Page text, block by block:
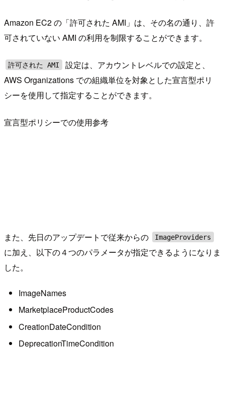
Amazon EC2 の「許可された AMI」は、その名の通り、許
可されていない AMI の利用を制限することができます。
許可された AMI
設定は、アカウントレベルでの設定と、
AWS Organizations での組織単位を対象とした宣言型ポリ
シーを使用して指定することができます。
宣言型ポリシーでの使用参考
また、先日のアップデートで従来からの ImageProviders
に加え、以下の４つのパラメータが指定できるようになりま
した。
ImageNames
MarketplaceProductCodes
CreationDateCondition
DeprecationTimeCondition